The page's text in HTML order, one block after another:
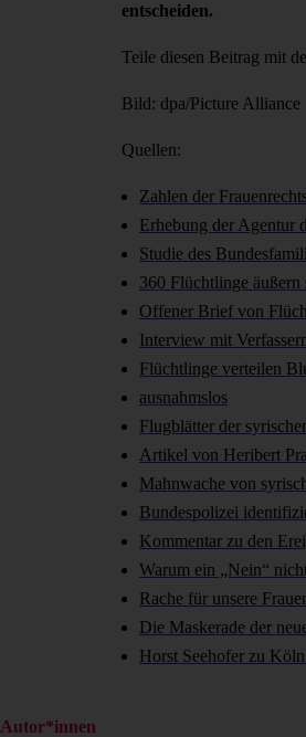
entscheiden.
Teile diesen Beitrag mit
Bild: dpa/Picture Alliance
Quellen:
Zahlen der
Erhebung der Agentur
Studie des
360 Flüchtlinge
Offener Brief von
Interview mit
Flüchtlinge verteilen
ausnahmslos
Flugblätter der
Artikel von Heribert
Mahnwache von
Bundespolizei
Kommentar zu den
Warum ein „Nein“
Rache für unsere
Die Maskerade der
Horst Seehofer zu
Autor*innen